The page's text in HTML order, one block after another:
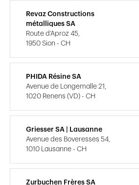
Revaz Constructions
métalliques SA
Route d'Aproz 45,
1950 Sion - CH
PHIDA Résine SA
Avenue de Longemalle 21,
1020 Renens (VD) - CH
Griesser SA | Lausanne
Avenue des Boveresses 54,
1010 Lausanne - CH
Zurbuchen Frères SA